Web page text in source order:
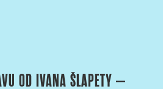
OD IVANA ŠLAPETY –